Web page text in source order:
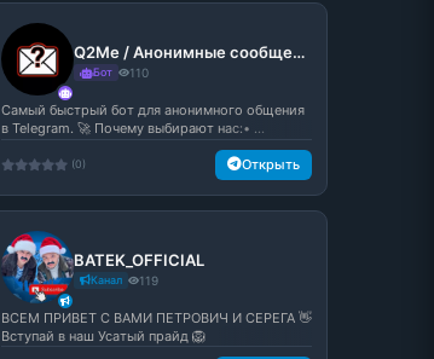
Q2Me / Анонимные сообщения
Бот 110
Самый быстрый бот для анонимного общения
в Telegram. 🚀 Почему выбирают нас:• ...
(0) Открыть
BATEK_OFFICIAL
Канал 119
ВСЕМ ПРИВЕТ С ВАМИ ПЕТРОВИЧ И СЕРЕГА 👋
Вступай в наш Усатый прайд 🦁